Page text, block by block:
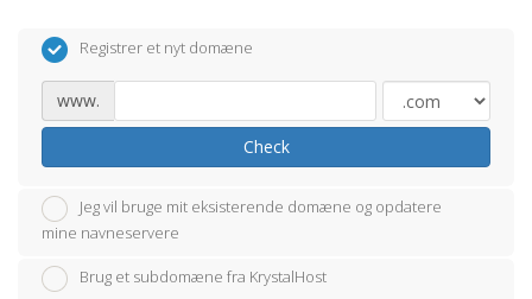
Registrer et nyt domæne
www.
Check
Jeg vil bruge mit eksisterende domæne og opdatere
mine navneservere
Brug et subdomæne fra KrystalHost